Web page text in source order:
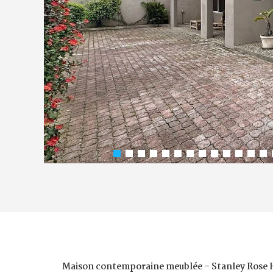
Maison contemporaine meublée – Stanley Rose